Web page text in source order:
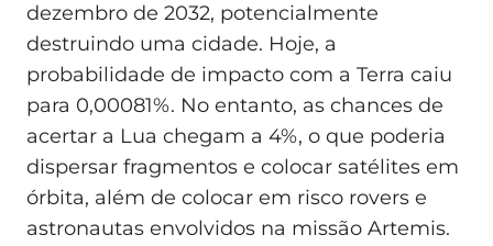
dezembro de 2032, potencialmente
destruindo uma cidade. Hoje, a
probabilidade de impacto com a Terra caiu
para 0,00081%. No entanto, as chances de
acertar a Lua chegam a 4%, o que poderia
dispersar fragmentos e colocar satélites em
órbita, além de colocar em risco rovers e
astronautas envolvidos na missão Artemis.